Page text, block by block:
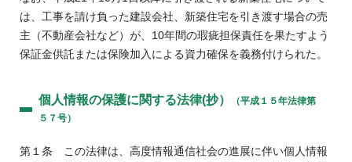
は、工事を請け負った建設会社、新築住宅を引き渡す場合の売
主（不動産会社など）が、10年間の瑕疵担保責任を果たすよう
保証金供託または保険加入による資力確保を義務付けられた。
個人情報の保護に関する法律(抄）
（平成１５年法律第
５７号）
第１条 この法律は、高度情報通信社会の進展に伴い個人情報